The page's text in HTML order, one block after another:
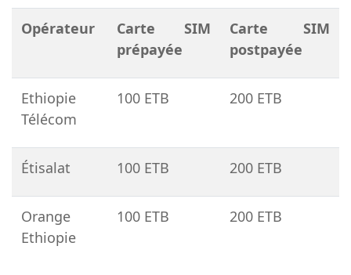
Opérateur
Carte SIM
prépayée
Carte SIM
postpayée
Ethiopie
Télécom
100 ETB 200 ETB
Étisalat 100 ETB 200 ETB
Orange
Ethiopie
100 ETB 200 ETB